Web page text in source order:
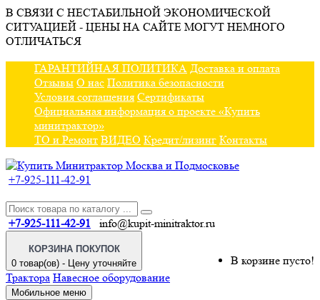
В СВЯЗИ С НЕСТАБИЛЬНОЙ ЭКОНОМИЧЕСКОЙ
СИТУАЦИЕЙ - ЦЕНЫ НА САЙТЕ МОГУТ НЕМНОГО
ОТЛИЧАТЬСЯ
ГАРАНТИЙНАЯ ПОЛИТИКА Доставка и оплата
Отзывы О нас Политика безопасности
Условия соглашения Сертификаты
Официальная информация о проекте «Купить
минитрактор»
ТО и Ремонт ВИДЕО Кредит/лизинг Контакты
+7-925-111-42-91
+7-925-111-42-91 info@kupit-minitraktor.ru
КОРЗИНА ПОКУПОК
0 товар(ов) - Цену уточняйте
В корзине пусто!
Трактора Навесное оборудование
Мобильное меню